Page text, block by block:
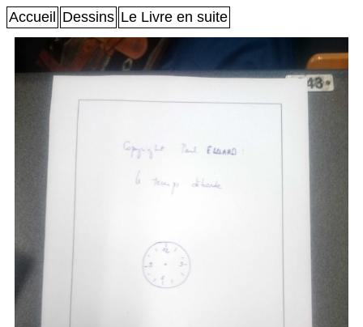
Accueil Dessins Le Livre en suite